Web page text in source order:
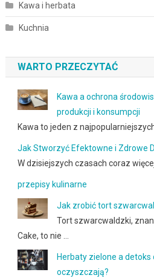
Kawa i herbata
Kuchnia
WARTO PRZECZYTAĆ
Kawa a ochrona
produkcji i konsumpcji
Kawa to jeden z
Jak Stworzyć Efektowne i Zdrowe
W dzisiejszych czasach coraz
przepisy kulinarne
Jak zrobić tort
Tort szwarcwaldzki,
Cake, to nie …
Herbaty zielone a
oczyszczają?